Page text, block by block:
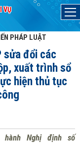
VỤ
PHÁP LUẬT
sửa đổi các
xuất trình sổ
hiện thủ tục
hành Nghị định số